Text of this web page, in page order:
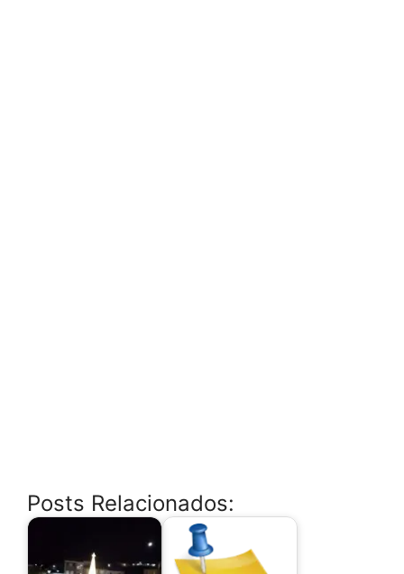
Posts Relacionados: